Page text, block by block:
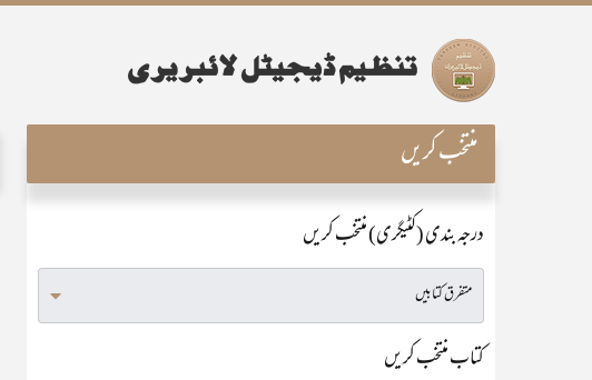
منتخب کریں
درجہ بندی (کٹیگری) منتخب کریں
کتاب منتخب کریں